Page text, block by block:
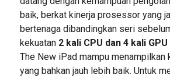
baik, berkat kinerja prosessor yang
bertenaga dibandingkan seri
kekuatan 2 kali CPU dan 4 kali GPU
The New iPad mampu menampilkan
yang bahkan jauh lebih baik. Untuk